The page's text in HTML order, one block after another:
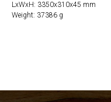
LxWxH: 3350x310x45 mm
Weight: 37386 g